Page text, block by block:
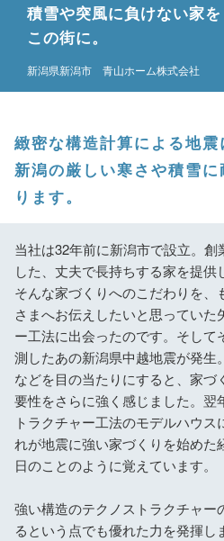
積雪や突風に負けない家を
この街に。
新潟県新潟市 青山ホーム株式会社
緻密な構造計算による地震
新潟の厳しい寒さや積雪
ります。
当社は32年前に新潟市で設立。
した、丈夫で長持ちする家を提供
そんな家づくりへのこだわりを、
さまへお伝えしたいと思っていた
ー工法に出会ったのです。そして
測したあの新潟県中越地震が発生
などを目の当たりにすると、家
要性をさらに強く感じました。翌
トラクチャー工法のモデルハウス
れが地震に強い家づくりを始め
日のことのように覚えています。
強い構造のテクノストラクチャー
るという点でも優れた力を発揮